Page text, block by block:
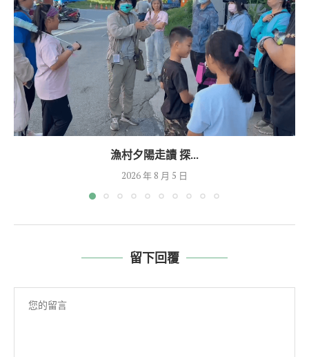
漁村夕陽走讀 探...
2026 年 8 月 5 日
留下回覆